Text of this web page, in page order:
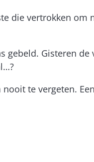
die vertrokken
gebeld. Gisteren
te vergeten.